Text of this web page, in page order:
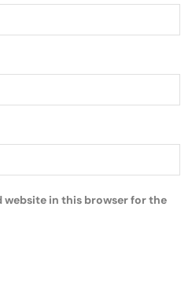
website in this browser for the